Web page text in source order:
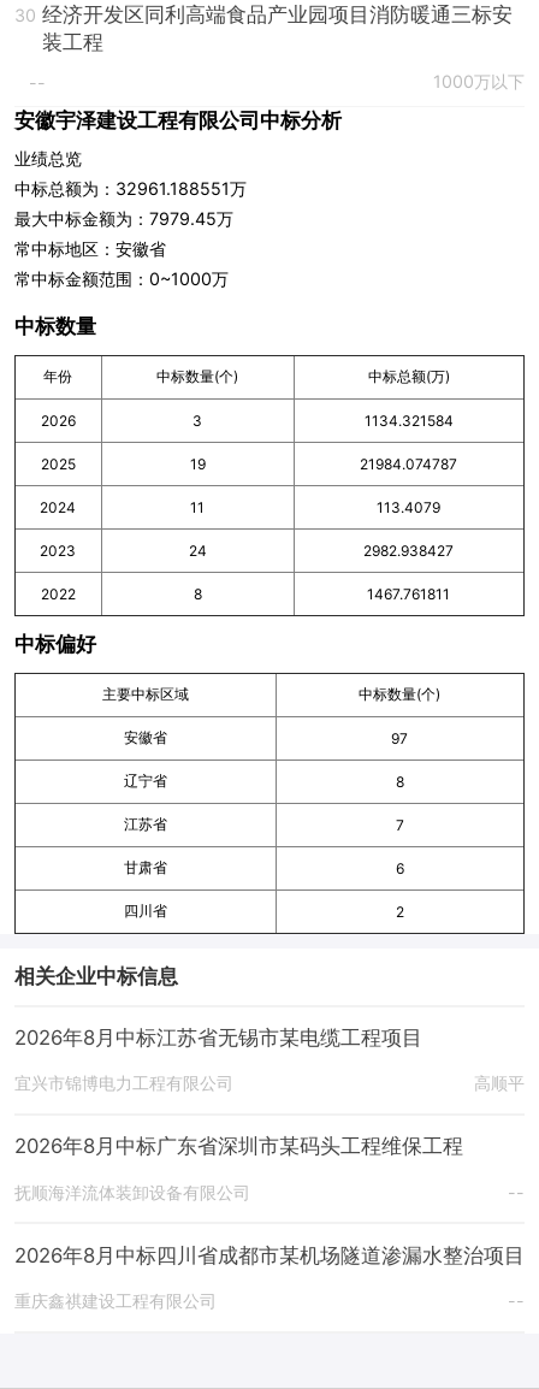
30 经济开发区同利高端食品产业园项目消防暖通三标安
装工程
-- 1000万以下
安徽宇泽建设工程有限公司中标分析
业绩总览
中标总额为：32961.188551万
最大中标金额为：7979.45万
常中标地区：安徽省
常中标金额范围：0~1000万
中标数量
年份 中标数量(个) 中标总额(万)
2026 3 1134.321584
2025 19 21984.074787
2024 11 113.4079
2023 24 2982.938427
2022 8 1467.761811
中标偏好
主要中标区域 中标数量(个)
安徽省 97
辽宁省 8
江苏省 7
甘肃省 6
四川省 2
相关企业中标信息
2026年8月中标江苏省无锡市某电缆工程项目
宜兴市锦博电力工程有限公司 高顺平
2026年8月中标广东省深圳市某码头工程维保工程
抚顺海洋流体装卸设备有限公司 --
2026年8月中标四川省成都市某机场隧道渗漏水整治项目
重庆鑫祺建设工程有限公司 --